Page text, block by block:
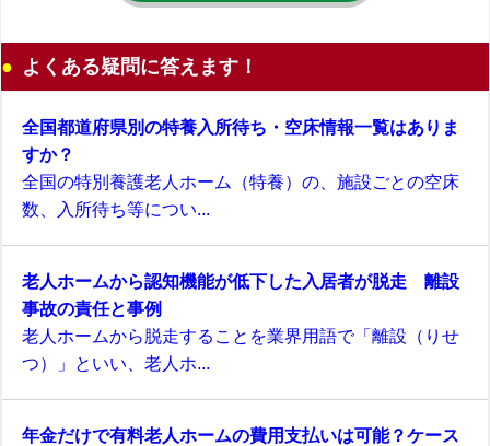
よくある疑問に答えます！
全国都道府県別の特養入所待ち・空床情報一覧はありま
すか？
全国の特別養護老人ホーム（特養）の、施設ごとの空床
数、入所待ち等につい...
老人ホームから認知機能が低下した入居者が脱走 離設
事故の責任と事例
老人ホームから脱走することを業界用語で「離設（りせ
つ）」といい、老人ホ...
年金だけで有料老人ホームの費用支払いは可能？ケース